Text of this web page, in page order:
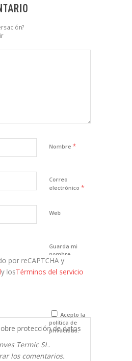
Nombre *
Correo
electrónico *
Web
Guarda mi
nombre,
correo
electrónico y
que comente.
por reCAPTCHA y
y losTérminos del servicio
Acepto la
política de
privacidad.
protección de datos
Termic SL.
los comentarios.